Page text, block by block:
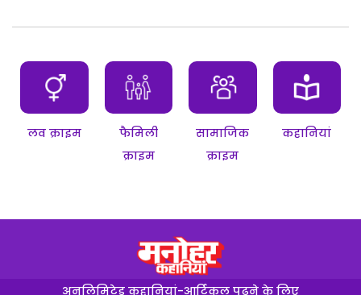
लव क्राइम
फैमिली
क्राइम
सामाजिक
क्राइम
कहानियां
अनलिमिटेड कहानियां-आर्टिकल पढ़ने के लिए